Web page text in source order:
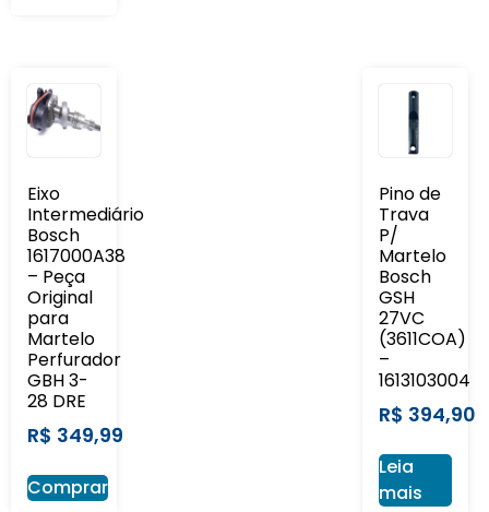
Eixo
Intermediário
Bosch
1617000A38
– Peça
Original
para
Martelo
Perfurador
GBH 3-
28 DRE
R$ 349,99
Comprar
Pino de
Trava
P/
Martelo
Bosch
GSH
27VC
(3611COA)
–
1613103004
R$ 394,90
Leia
mais